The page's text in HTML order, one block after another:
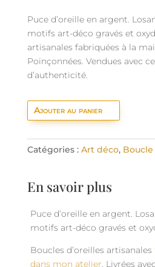
Puce d’oreille en argent.
motifs art-déco gravés et
artisanales fabriquées à la
Poinçonnées. Vendues avec
d’authenticité.
Ajouter au panier
Catégories : Art déco,
En savoir plus
Puce d’oreille en argent.
motifs art-déco gravés et
Boucles d’oreilles artisanales
dans mon atelier. Livrées